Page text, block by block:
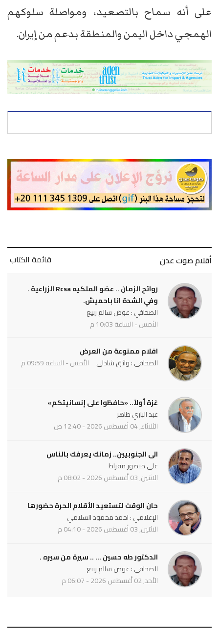
على أنه سماح بالتصعيد، ومواصلة سلوكهم
الهمجي داخل اليمن والمنطقة بدعم من إيران.
أقلام صوت عدن قائمة الكتاب
روائح الزمان .. عضو الملكيه Rcsa الزراعية .
وفي الشدة انا باحميش.
الصحافي : عوض سالم ربيع
الأمس - الساعة 10:03 م
افلام ممنوعة من العرض
الصحافي : واثق شاذلي
الأمس - الساعة 09:59 م
غزة أولاً.. «حافظوا على إنسانيتكم»
عبد الباري طاهر
الثلاثاء, 04 أغسطس 2026 - 12:40 ص
الى الجنوبيين.. زمانك يعرفك بالناس
علي منصور مقراط
الاثنين, 03 أغسطس 2026 - 08:02 م
حان الوقت لتستعيد الأقلام الحرة حضورها
الإعلامي : احمد محمود السلامي
الاثنين, 03 أغسطس 2026 - 04:10 م
الدكتور طه حسين ... .. سيرة من سيره .
الصحافي : عوض سالم ربيع
الأحد, 02 أغسطس 2026 - 06:07 م